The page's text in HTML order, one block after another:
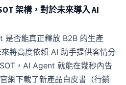
架構，對於未來導入 AI
是否能真正釋放 B2B 的生產
將高度依賴 AI 助手提供客情分
，AI Agent 就能在幾秒內告
網下載了新產品白皮書（行銷